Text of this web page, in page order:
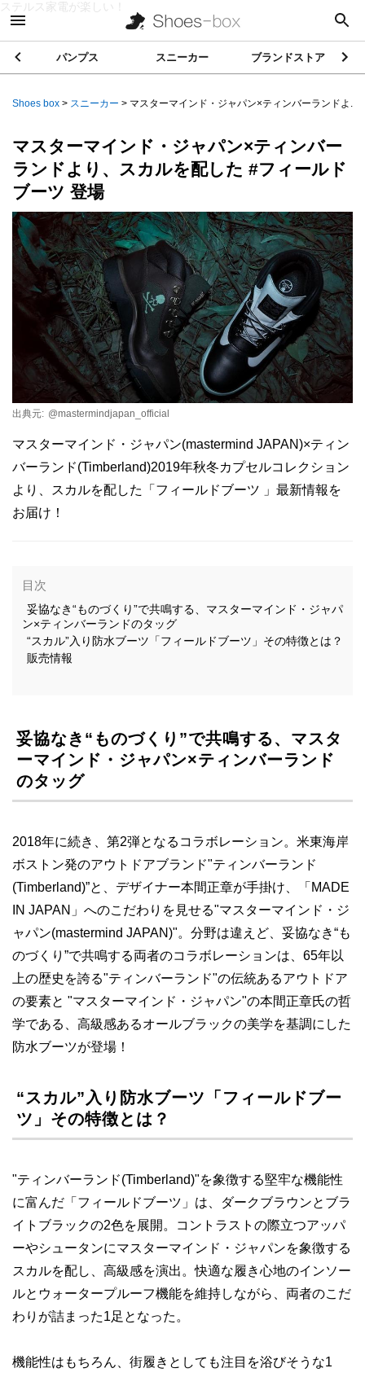
ステルス家電が楽しい！
パンプス スニーカー ブランドストア
Shoes box > スニーカー > マスターマインド・ジャパン×ティンバーランドよ...
マスターマインド・ジャパン×ティンバー
ランドより、スカルを配した #フィールド
ブーツ 登場
出典元: @mastermindjapan_official
マスターマインド・ジャパン(mastermind JAPAN)×ティン
バーランド(Timberland)2019年秋冬カプセルコレクション
より、スカルを配した「フィールドブーツ 」最新情報を
お届け！
目次
妥協なき“ものづくり”で共鳴する、マスターマインド・ジャパ
ン×ティンバーランドのタッグ
“スカル”入り防水ブーツ「フィールドブーツ」その特徴とは？
販売情報
妥協なき“ものづくり”で共鳴する、マスタ
ーマインド・ジャパン×ティンバーランド
のタッグ
2018年に続き、第2弾となるコラボレーション。米東海岸
ボストン発のアウトドアブランド"ティンバーランド
(Timberland)”と、デザイナー本間正章が手掛け、「MADE
IN JAPAN」へのこだわりを見せる"マスターマインド・ジ
ャパン(mastermind JAPAN)"。分野は違えど、妥協なき“も
のづくり”で共鳴する両者のコラボレーションは、65年以
上の歴史を誇る"ティンバーランド"の伝統あるアウトドア
の要素と "マスターマインド・ジャパン"の本間正章氏の哲
学である、高級感あるオールブラックの美学を基調にした
防水ブーツが登場！
“スカル”入り防水ブーツ「フィールドブー
ツ」その特徴とは？
"ティンバーランド(Timberland)"を象徴する堅牢な機能性
に富んだ「フィールドブーツ」は、ダークブラウンとブラ
イトブラックの2色を展開。コントラストの際立つアッパ
ーやシュータンにマスターマインド・ジャパンを象徴する
スカルを配し、高級感を演出。快適な履き心地のインソー
ルとウォータープルーフ機能を維持しながら、両者のこだ
わりが詰まった1足となった。
機能性はもちろん、街履きとしても注目を浴びそうな1